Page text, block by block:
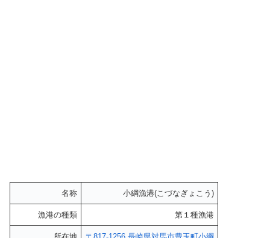
名称 小綱漁港(こづなぎょこう)
漁港の種類 第１種漁港